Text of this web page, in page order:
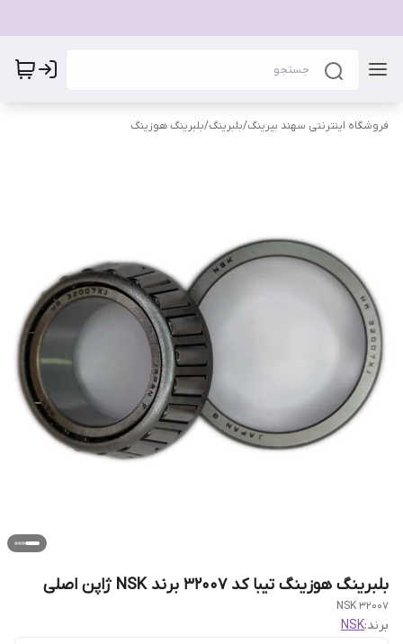
فروشگاه اینترنتی سهند بیرینگ/بلبرینگ/بلبرینگ هوزینگ
بلبرینگ هوزینگ تیبا کد 32007 برند NSK ژاپن اصلی
32007 NSK
برند:NSK